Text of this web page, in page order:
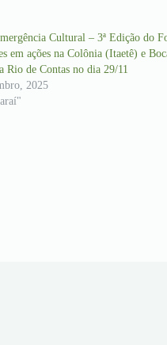
Cultural – 3ª Edição do
em ações na Colônia (Itaetê) e
Rio de Contas no dia 29/11
2025